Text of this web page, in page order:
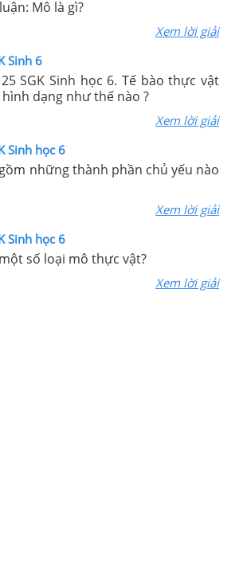
Mô là gì?
Xem lời giải
Sinh 6
SGK Sinh học 6. Tế bào thực vật
dạng như thế nào ?
Xem lời giải
Sinh học 6
những thành phần chủ yếu nào
Xem lời giải
Sinh học 6
số loại mô thực vật?
Xem lời giải